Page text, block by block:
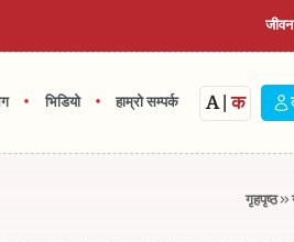
जीवन
• भिडियो • हाम्रो सम्पर्क A क
गृहपृष्ठ